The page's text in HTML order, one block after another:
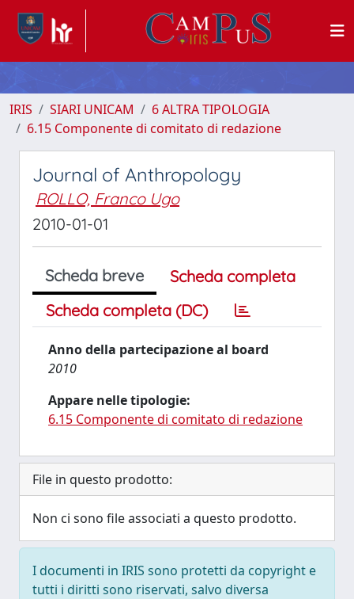
IRIS SIARI UNICAM
6 ALTRA TIPOLOGIA
6.15 Componente di comitato di redazione
Journal of Anthropology
ROLLO, Franco Ugo
2010-01-01
Scheda breve
Scheda completa
Scheda completa (DC)
Anno della partecipazione al board
2010
Appare nelle tipologie:
6.15 Componente di comitato di redazione
File in questo prodotto:
Non ci sono file associati a questo prodotto.
I documenti in IRIS sono protetti da copyright e
tutti i diritti sono riservati, salvo diversa